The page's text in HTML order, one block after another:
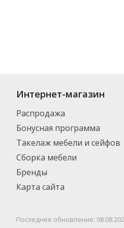
Купить
можете выбрать нужный товар и
партнерской транспортной
Интернет-магазин
Распродажа
Бонусная программа
Такелаж мебели и сейфов
Сборка мебели
Бренды
Карта сайта
Последнее обновление: